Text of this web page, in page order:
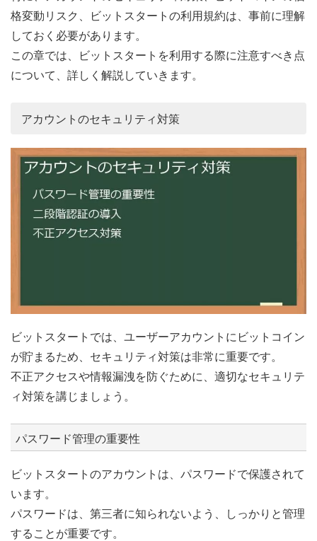
格変動リスク、ビットスタートの利用規約は、事前に理解
しておく必要があります。
この章では、ビットスタートを利用する際に注意すべき点
について、詳しく解説していきます。
アカウントのセキュリティ対策
ビットスタートでは、ユーザーアカウントにビットコイン
が貯まるため、セキュリティ対策は非常に重要です。
不正アクセスや情報漏洩を防ぐために、適切なセキュリテ
ィ対策を講じましょう。
パスワード管理の重要性
ビットスタートのアカウントは、パスワードで保護されて
います。
パスワードは、第三者に知られないよう、しっかりと管理
することが重要です。